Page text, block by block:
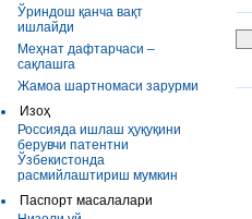
Ўриндош қанча вақт
ишлайди
Меҳнат дафтарчаси –
сақлашга
Жамоа шартномаси зарурми
Изоҳ
Россияда ишлаш ҳуқуқини
берувчи патентни
Ўзбекистонда
расмийлаштириш мумкин
Паспорт масалалари